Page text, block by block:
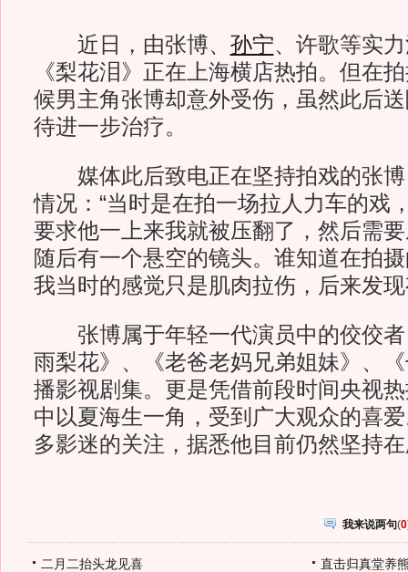
近日，由张博、 孙宁、许歌等实
《梨花泪》正在上海横店热拍。但在
候男主角张博却意外受伤，虽然此后
待进一步治疗。
媒体此后致电正在坚持拍戏的张博
情况：“当时是在拍一场拉人力车的戏
要求他一上来我就被压翻了，然后需
随后有一个悬空的镜头。谁知道在拍
我当时的感觉只是肌肉拉伤，后来发
张博属于年轻一代演员中的佼佼者
雨梨花》、《老爸老妈兄弟姐妹》、
播影视剧集。更是凭借前段时间央视
中以夏海生一角，受到广大观众的喜
多影迷的关注，据悉他目前仍然坚持
我来说两句(0
二月二抬头龙见喜 直击归真堂养